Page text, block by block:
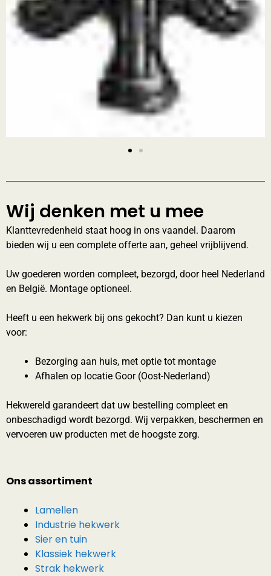
Wij denken met u mee
Klanttevredenheid staat hoog in ons vaandel. Daarom
bieden wij u een complete offerte aan, geheel vrijblijvend.
Uw goederen worden compleet, bezorgd, door heel Nederland
en België. Montage optioneel.
Heeft u een hekwerk bij ons gekocht? Dan kunt u kiezen
voor:
Bezorging aan huis, met optie tot montage
Afhalen op locatie Goor (Oost-Nederland)
Hekwereld garandeert dat uw bestelling compleet en
onbeschadigd wordt bezorgd. Wij verpakken, beschermen en
vervoeren uw producten met de hoogste zorg.
Ons assortiment
Lamellen
Industrie hekwerk
Sier en tuin
Klassiek hekwerk
Strak hekwerk